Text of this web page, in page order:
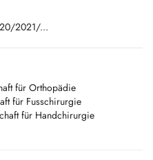
ist ein Schwerpunkt in meiner
Orthopädie Neunkirchen
Kassenpatienten mit meiner
2021/...
für Orthopädie
für Fusschirurgie
für Handchirurgie